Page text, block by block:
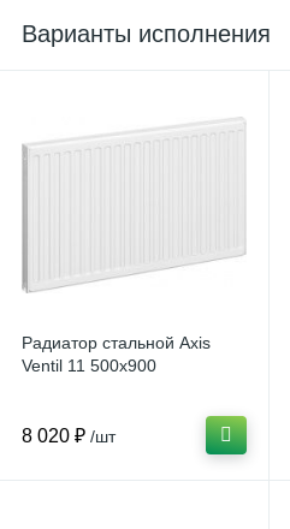
Варианты исполнения
Радиатор стальной Axis
Ventil 11 500х900
8 020 ₽ /шт